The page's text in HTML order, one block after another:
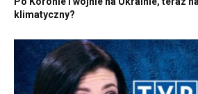
klimatyczny?